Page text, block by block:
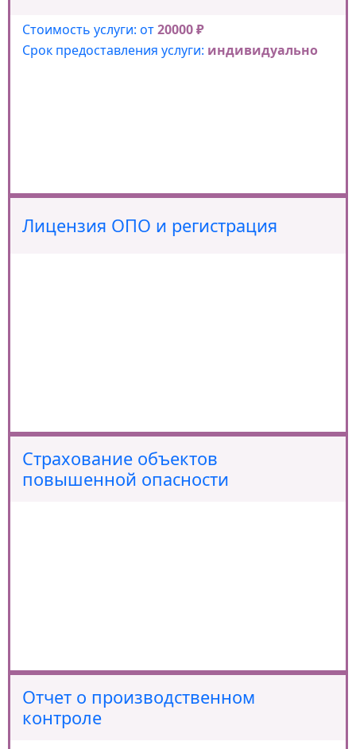
Стоимость услуги: от20000 ₽
Срок предоставления услуги: индивидуально
Лицензия ОПО и регистрация
Страхование объектов
повышенной опасности
Отчет о производственном
контроле